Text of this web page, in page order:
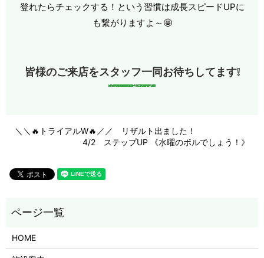
登れたらチェックする！という習慣は成長スピードUPに
も繋がりますよ～🤩
皆様のご来店をスタッフ一同お待ちしてます❕
＼＼🔥トライアルW🔥／／ リザルト出ました！
4/2 ステップUP 《水曜のボルでしょう！》
HOME